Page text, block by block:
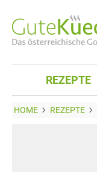
REZEPTE
HOME REZEPTE